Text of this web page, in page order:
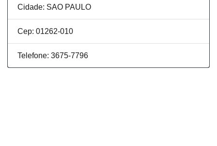
Cidade: SAO PAULO
Cep: 01262-010
Telefone: 3675-7796